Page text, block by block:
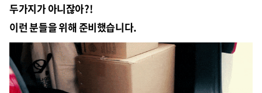
두가지가 아니잖아?!
이런 분들을 위해 준비했습니다.